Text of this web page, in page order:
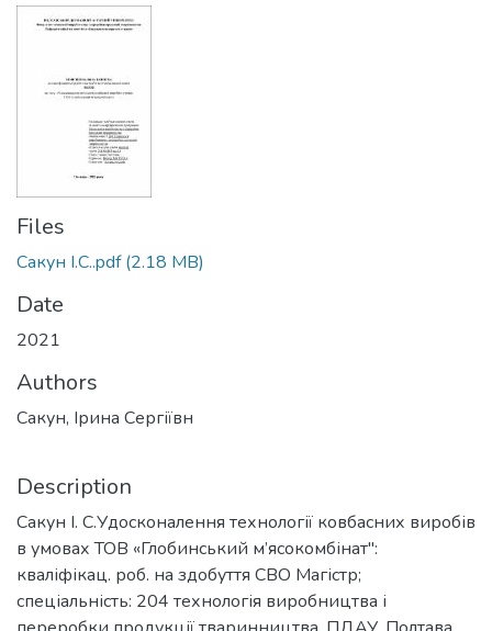
Files
Сакун І.С..pdf(2.18 MB)
Date
2021
Authors
Сакун, Ірина Сергіївн
Description
Сакун І. С.Удосконалення технології ковбасних виробів
в умовах ТОВ «Глобинський м’ясокомбінат":
кваліфікац. роб. на здобуття СВО Магістр;
спеціальність: 204 технологія виробництва і